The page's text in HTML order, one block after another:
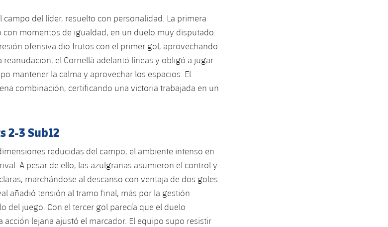
del líder, resuelto con personalidad. La primera
con momentos de igualdad, en un duelo muy disputado.
ofensiva dio frutos con el primer gol, aprovechando
reanudación, el Cornellà adelantó líneas y obligó a jugar
mantener la calma y aprovechar los espacios. El
combinación, certificando una victoria trabajada en un
2-3 Sub12
reducidas del campo, el ambiente intenso en
A pesar de ello, las azulgranas asumieron el control y
marchándose al descanso con ventaja de dos goles.
añadió tensión al tramo final, más por la gestión
del juego. Con el tercer gol parecía que el duelo
lejana ajustó el marcador. El equipo supo resistir